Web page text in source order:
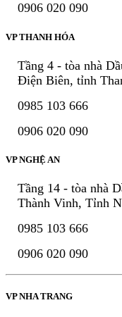
0906 020 090
VP THANH HÓA
Tầng 4 - tòa nhà
Điện Biên, tỉnh
0985 103 666
0906 020 090
VP NGHỆ AN
Tầng 14 - tòa nhà
Thành Vinh, Tỉnh
0985 103 666
0906 020 090
VP NHA TRANG